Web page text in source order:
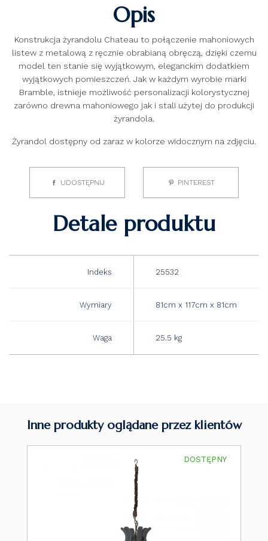
Opis
Konstrukcja żyrandolu Chateau to połączenie mahoniowych
listew z metalową z ręcznie obrabianą obręczą, dzięki czemu
model ten stanie się wyjątkowym, eleganckim dodatkiem
wyjątkowych pomieszczeń. Jak w każdym wyrobie marki
Bramble, istnieje możliwość personalizacji kolorystycznej
zarówno drewna mahoniowego jak i stali użytej do produkcji
żyrandola.
Żyrandol dostępny od zaraz w kolorze widocznym na zdjęciu.
UDOSTĘPNIJ PINTEREST
Detale produktu
Indeks 25532
Wymiary 81cm x 117cm x 81cm
Waga 25.5 kg
Inne produkty oglądane przez klientów
DOSTĘPNY